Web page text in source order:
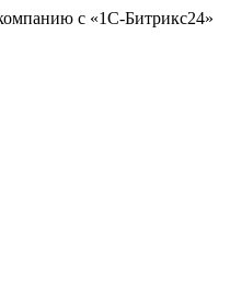
с «1С-Битрикс24»